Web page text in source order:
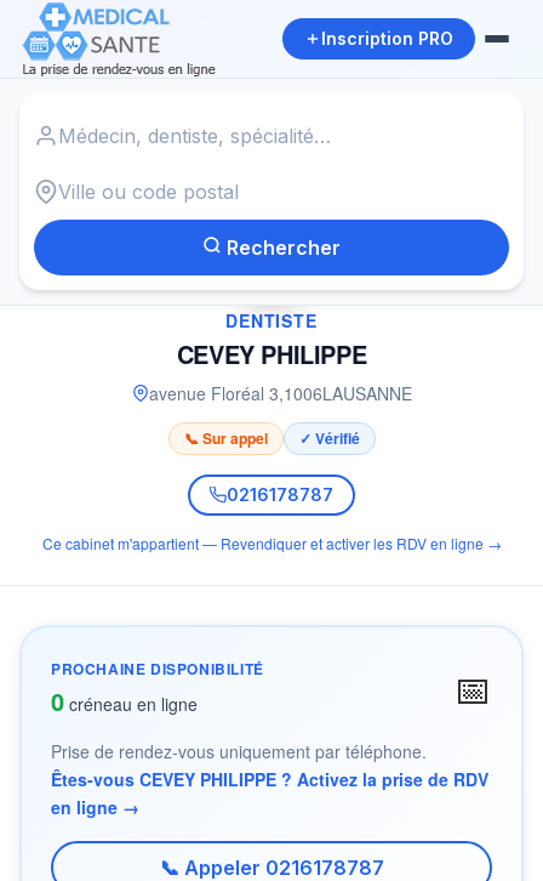
Inscription PRO
Rechercher
✓
DENTISTE
CEVEY PHILIPPE
avenue Floréal 3,1006LAUSANNE
📞 Sur appel ✓ Vérifié
0216178787
Ce cabinet m'appartient — Revendiquer et activer les RDV en ligne →
PROCHAINE DISPONIBILITÉ
0 créneau en ligne 📅
Prise de rendez-vous uniquement par téléphone.
Êtes-vous CEVEY PHILIPPE ? Activez la prise de RDV
en ligne →
📞 Appeler 0216178787